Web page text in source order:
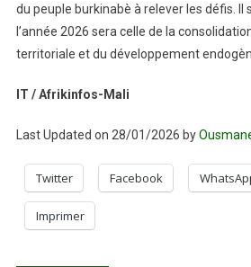
du peuple burkinabè à relever les défis. Il
l’année 2026 sera celle de la
territoriale et du développement
IT / Afrikinfos-Mali
Last Updated on 28/01/2026 by
Twitter Facebook
Imprimer